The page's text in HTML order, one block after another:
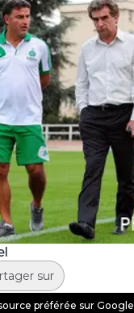
sur
préférée sur Google